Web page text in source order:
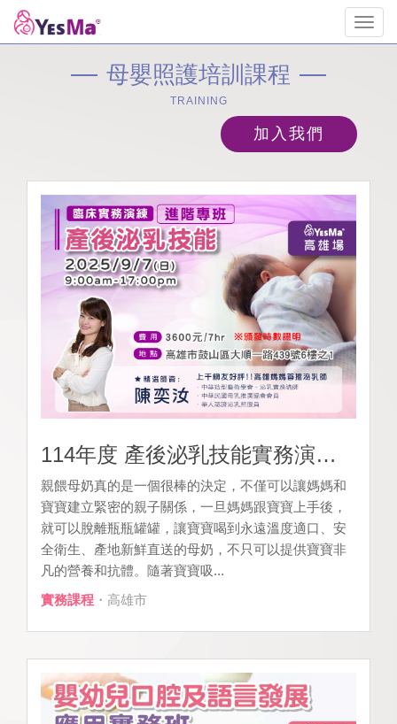
母嬰照護培訓課程
TRAINING
加入我們
114年度 產後泌乳技能實務演練-進階專班 [
親餵母奶真的是一個很棒的決定，不僅可以讓媽媽和
寶寶建立緊密的親子關係，一旦媽媽跟寶寶上手後，
就可以脫離瓶瓶罐罐，讓寶寶喝到永遠溫度適口、安
全衛生、產地新鮮直送的母奶，不只可以提供寶寶非
凡的營養和抗體。隨著寶寶吸...
實務課程 ・高雄市